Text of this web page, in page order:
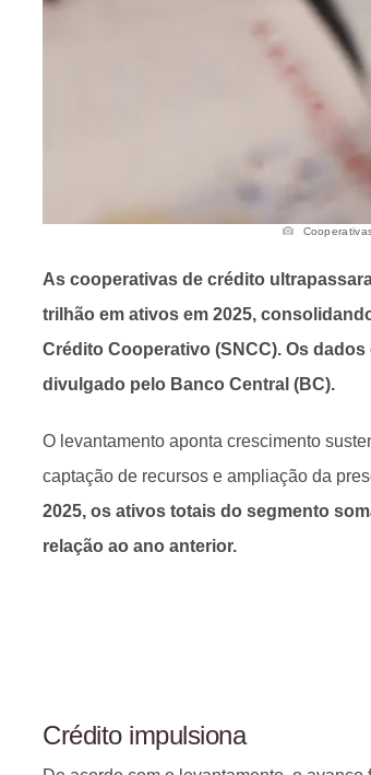
As cooperativas de crédito
trilhão em ativos em 2025,
Crédito Cooperativo (SNCC). Os dados
divulgado pelo Banco Central (BC).
O levantamento aponta crescimento
captação de recursos e ampliação da
2025, os ativos totais do segmento
relação ao ano anterior.
Crédito impulsiona